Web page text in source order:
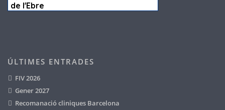
ÚLTIMES ENTRADES
FIV 2026
Gener 2027
Recomanació cliniques Barcelona